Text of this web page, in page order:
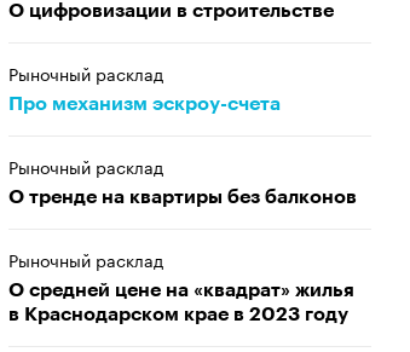
О цифровизации в строительстве
Рыночный расклад
Про механизм эскроу-счета
Рыночный расклад
О тренде на квартиры без балконов
Рыночный расклад
О средней цене на «квадрат» жилья
в Краснодарском крае в 2023 году